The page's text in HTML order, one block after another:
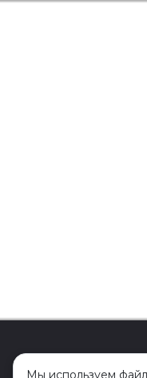
Мы используем